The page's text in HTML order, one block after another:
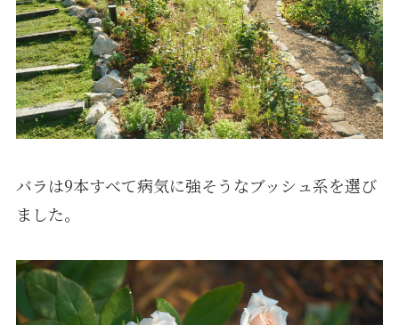
バラは9本すべて病気に強そうなブッシュ系を選び
ました。